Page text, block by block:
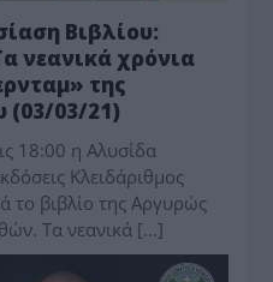
Βιβλίου:
νεανικά χρόνια
της
(03/03/21)
18:00 η Αλυσίδα
Κλειδάριθμος
το βιβλίο της Αργυρώς
Τα νεανικά […]